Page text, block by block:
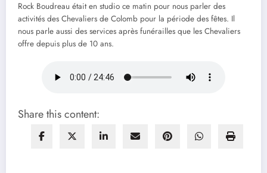
Rock Boudreau était en studio ce matin pour nous parler des
activités des Chevaliers de Colomb pour la période des fêtes. Il
nous parle aussi des services après funérailles que les Chevaliers
offre depuis plus de 10 ans.
Share this content: